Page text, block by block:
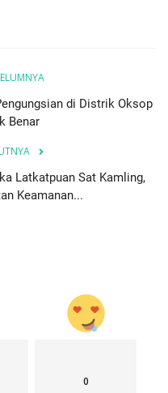
di Distrik Oksop
Benar
Latkatpuan Sat Kamling,
Keamanan...
0